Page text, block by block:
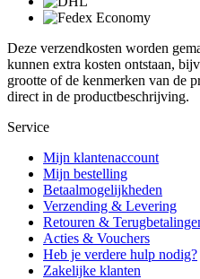
Deze verzendkosten worden
kunnen extra kosten ontstaan,
grootte of de kenmerken van de
direct in de productbeschrijving.
Service
Mijn klantenaccount
Mijn bestelling
Betaalmogelijkheden
Verzending & Levering
Retouren &
Acties & Vouchers
Heb je verdere hulp nodig?
Zakelijke klanten